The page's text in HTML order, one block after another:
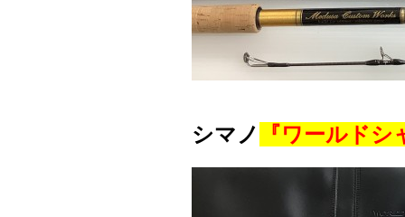
シマノ 『ワールド